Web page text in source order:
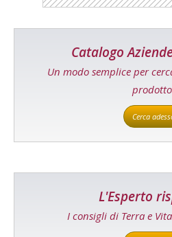
Catalogo
Un modo semplice per
Cerca
L'Esperto
I consigli di Terra e